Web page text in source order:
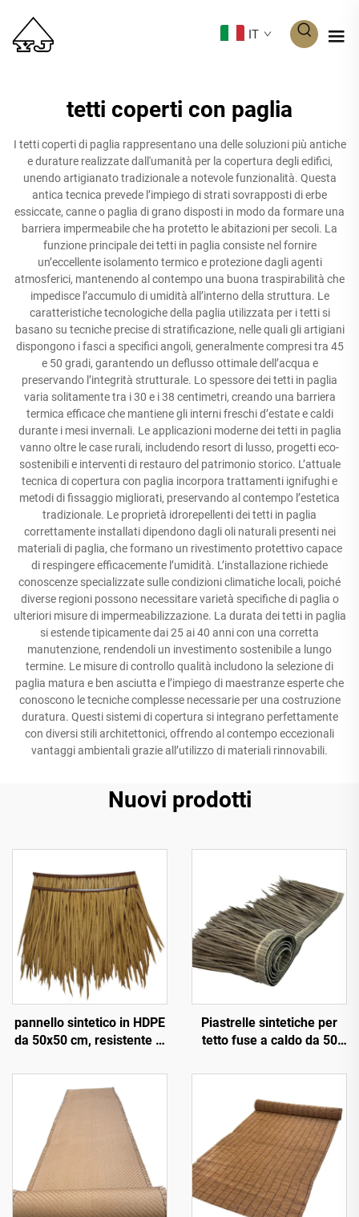
IT
tetti coperti con paglia
I tetti coperti di paglia rappresentano una delle soluzioni più antiche
e durature realizzate dall'umanità per la copertura degli edifici,
unendo artigianato tradizionale a notevole funzionalità. Questa
antica tecnica prevede l’impiego di strati sovrapposti di erbe
essiccate, canne o paglia di grano disposti in modo da formare una
barriera impermeabile che ha protetto le abitazioni per secoli. La
funzione principale dei tetti in paglia consiste nel fornire
un’eccellente isolamento termico e protezione dagli agenti
atmosferici, mantenendo al contempo una buona traspirabilità che
impedisce l’accumulo di umidità all’interno della struttura. Le
caratteristiche tecnologiche della paglia utilizzata per i tetti si
basano su tecniche precise di stratificazione, nelle quali gli artigiani
dispongono i fasci a specifici angoli, generalmente compresi tra 45
e 50 gradi, garantendo un deflusso ottimale dell’acqua e
preservando l’integrità strutturale. Lo spessore dei tetti in paglia
varia solitamente tra i 30 e i 38 centimetri, creando una barriera
termica efficace che mantiene gli interni freschi d’estate e caldi
durante i mesi invernali. Le applicazioni moderne dei tetti in paglia
vanno oltre le case rurali, includendo resort di lusso, progetti eco-
sostenibili e interventi di restauro del patrimonio storico. L’attuale
tecnica di copertura con paglia incorpora trattamenti ignifughi e
metodi di fissaggio migliorati, preservando al contempo l’estetica
tradizionale. Le proprietà idrorepellenti dei tetti in paglia
correttamente installati dipendono dagli oli naturali presenti nei
materiali di paglia, che formano un rivestimento protettivo capace
di respingere efficacemente l’umidità. L’installazione richiede
conoscenze specializzate sulle condizioni climatiche locali, poiché
diverse regioni possono necessitare varietà specifiche di paglia o
ulteriori misure di impermeabilizzazione. La durata dei tetti in paglia
si estende tipicamente dai 25 ai 40 anni con una corretta
manutenzione, rendendoli un investimento sostenibile a lungo
termine. Le misure di controllo qualità includono la selezione di
paglia matura e ben asciutta e l’impiego di maestranze esperte che
conoscono le tecniche complesse necessarie per una costruzione
duratura. Questi sistemi di copertura si integrano perfettamente
con diversi stili architettonici, offrendo al contempo eccezionali
vantaggi ambientali grazie all’utilizzo di materiali rinnovabili.
Nuovi prodotti
pannello sintetico in HDPE
da 50x50 cm, resistente ai
tetti di resort tropicali
Piastrelle sintetiche per
tetto fuse a caldo da 50
fuoco migliorata